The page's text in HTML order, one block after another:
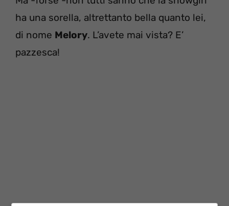
ha una sorella, altrettanto bella quanto lei,
di nome Melory. L’avete mai vista? E’
pazzesca!